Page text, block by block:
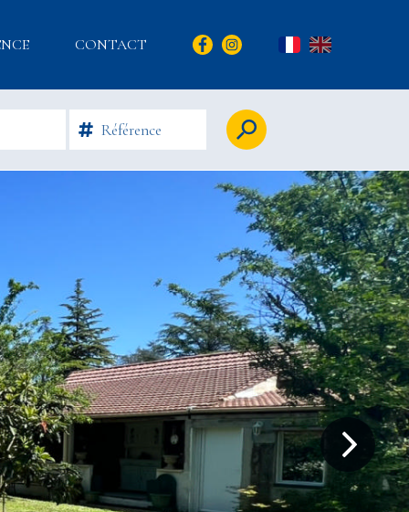
CONTACT FR EN
Rechercher